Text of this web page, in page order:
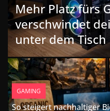
Mehr Platz fürs
verschwindet
unter dem Tisch
GAMING
So steigert nachhaltiger